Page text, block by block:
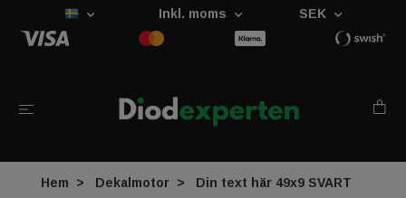
Inkl. moms SEK
Hem Dekalmotor Din text här 49x9 SVART